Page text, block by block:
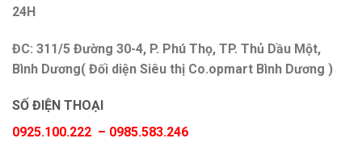
24H
ĐC: 311/5 Đường 30-4, P. Phú Thọ, TP. Thủ Dầu Một,
Bình Dương( Đối diện Siêu thị Co.opmart Bình Dương )
SỐ ĐIỆN THOẠI
0925.100.222 – 0985.583.246